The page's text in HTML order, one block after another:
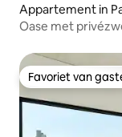
Appartement in
Oase met
Favoriet van
Favoriet van